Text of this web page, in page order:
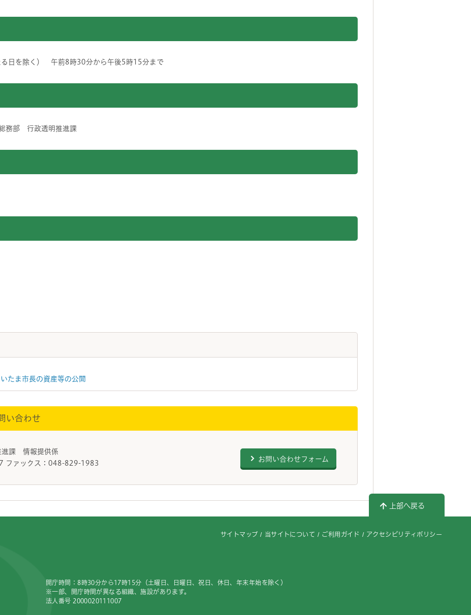
る日を除く） 午前8時30分から午後5時15分まで
総務局 総務部 行政透明推進課
たま市長の資産等の公開
い合わせ
進課 情報提供係
ファックス：048-829-1983
お問い合わせフォーム
上部へ戻る
サイトマップ 当サイトについて ご利用ガイド アクセシビリティポリシー
開庁時間：8時30分から17時15分（土曜日、日曜日、祝日、休日、年末年始を除く）
※一部、開庁時間が異なる組織、施設があります。
法人番号 2000020111007